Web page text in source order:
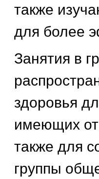
также
для более
Занятия в
здоровья
имеющих
также для
группы